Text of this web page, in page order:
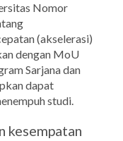
Nomor
(akselerasi)
dengan MoU
Sarjana dan
dapat
studi.
kesempatan